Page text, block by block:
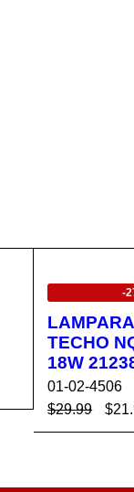
-
TECHO
18W
01-02-4506
$29.99 $
AÑADIR AL